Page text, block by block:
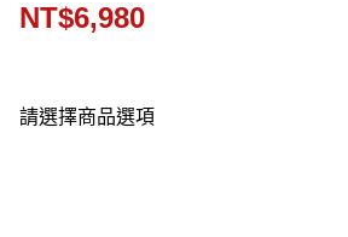
NT$6,980
請選擇商品選項